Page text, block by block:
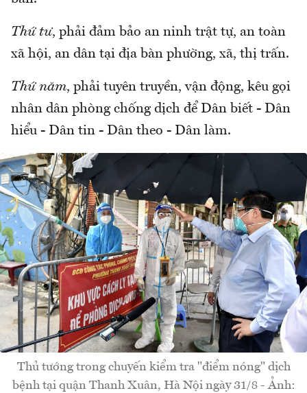
Thứ tư, phải đảm bảo an ninh trật tự, an toàn
xã hội, an dân tại địa bàn phường, xã, thị trấn.
Thứ năm, phải tuyên truyền, vận động, kêu gọi
nhân dân phòng chống dịch để Dân biết - Dân
hiểu - Dân tin - Dân theo - Dân làm.
Thủ tướng trong chuyến kiểm tra "điểm nóng" dịch
bệnh tại quận Thanh Xuân, Hà Nội ngày 31/8 - Ảnh: